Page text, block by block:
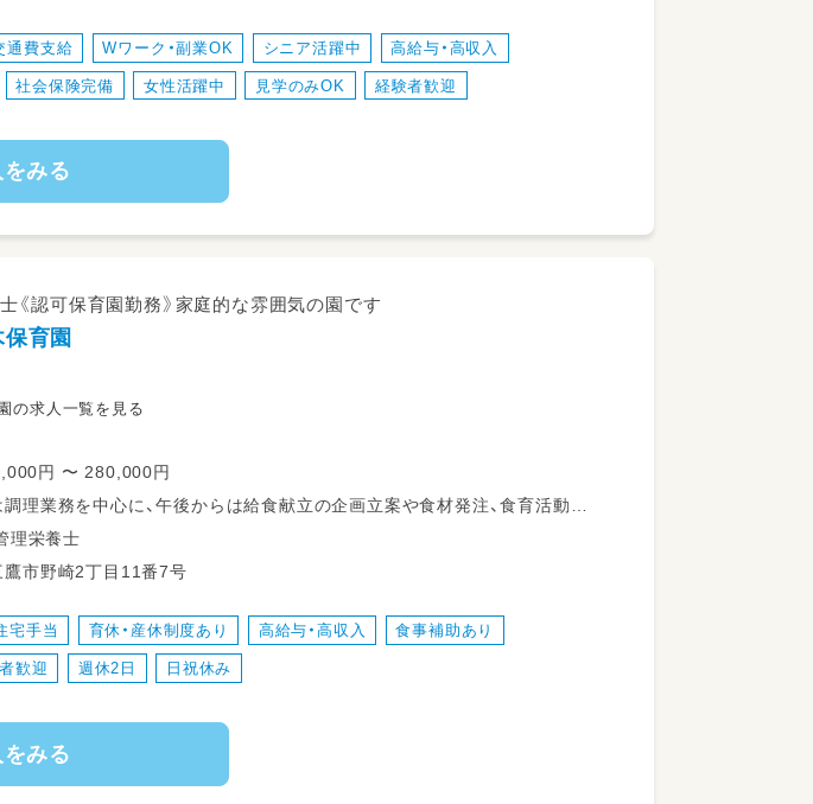
・遊びの見守り
・食事の補助
・トイレの補助
通費支給 Wワーク・副業OK シニア活躍中 高給与・高収入
社会保険完備 女性活躍中 見学のみOK 経験者歓迎
みる
《認可保育園勤務》家庭的な雰囲気の園です
育園
の求人一覧を見る
円 〜 280,000円
理業務を中心に、午後からは給食献立の企画立案や食材発注、食育活動企
当していただきます。
づくりだけでなく、子どもたちと関わる時間も多く、食を通して成長を感
養士 管理栄養士
鷹市野崎2丁目11番7号
宅手当 育休・産休制度あり 高給与・高収入 食事補助あり
歓迎 週休2日 日祝休み
みる